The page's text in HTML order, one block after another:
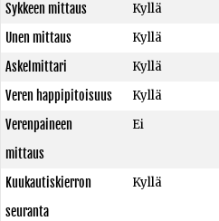
Sykkeen mittaus
Kyllä
Unen mittaus
Kyllä
Askelmittari
Kyllä
Veren happipitoisuus
Kyllä
Verenpaineen
mittaus
Ei
Kuukautiskierron
seuranta
Kyllä